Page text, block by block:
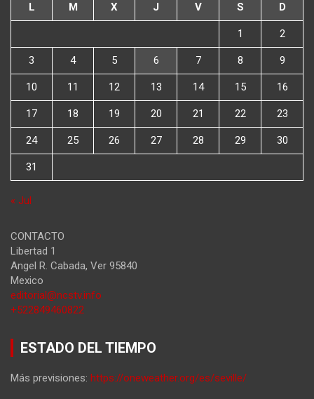
L M X J V S D
1 2
3 4 5 6 7 8 9
10 11 12 13 14 15 16
17 18 19 20 21 22 23
24 25 26 27 28 29 30
31
« Jul
CONTACTO
Libertad 1
Angel R. Cabada, Ver 95840
Mexico
editorial@ncstv.info
+522849460822
ESTADO DEL TIEMPO
Más previsiones: https://oneweather.org/es/seville/